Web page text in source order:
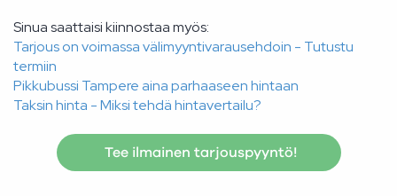
Sinua saattaisi kiinnostaa myös:
Tarjous on voimassa välimyyntivarausehdoin - Tutustu
termiin
Pikkubussi Tampere aina parhaaseen hintaan
Taksin hinta - Miksi tehdä hintavertailu?
Tee ilmainen tarjouspyyntö!